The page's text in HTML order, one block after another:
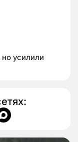
усилили